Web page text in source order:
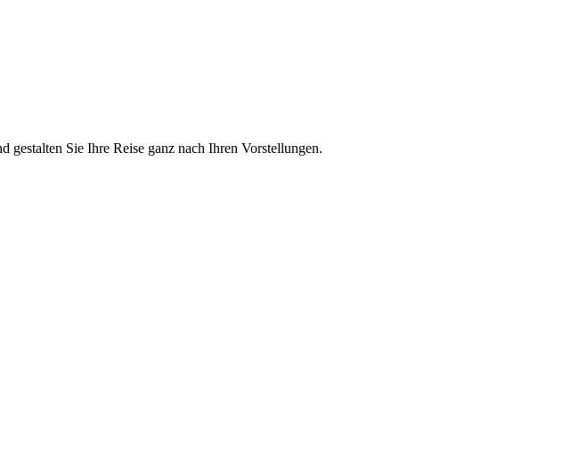
gestalten Sie Ihre Reise ganz nach Ihren Vorstellungen.